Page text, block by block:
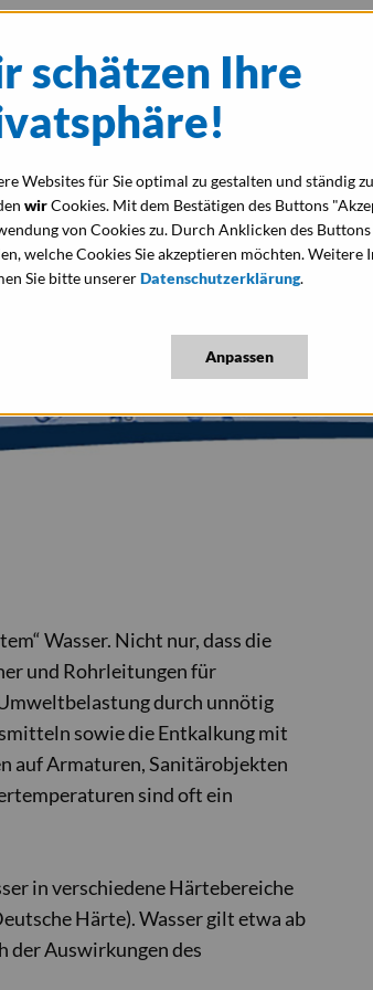
Home Über uns
Wasser. Nicht nur, dass die
und Rohrleitungen für
durch unnötig
sowie die Entkalkung mit
auf Armaturen, Sanitärobjekten
sind oft ein
in verschiedene Härtebereiche
Härte). Wasser gilt etwa ab
der Auswirkungen des
schätzen Ihre
Websites für Sie optimal zu gestalten und ständig
wirCookies. Mit dem Bestätigen des Buttons
von Cookies zu. Durch Anklicken des Buttons
welche Cookies Sie akzeptieren möchten. Weitere
Sie bitte unsererDatenschutzerklärung.
Anpassen